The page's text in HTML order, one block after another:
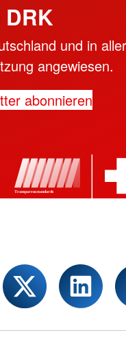
und in
angewiesen.
abonnieren